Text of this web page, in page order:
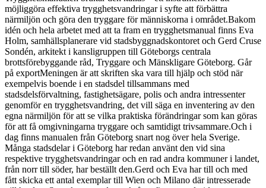
möjliggöra effektiva trygghetsvandringar i syfte att förbättra
närmiljön och göra den tryggare för människorna i området.Bakom
idén och hela arbetet med att ta fram en trygghetsmanual finns Eva
Holm, samhällsplanerare vid stadsbyggnadskontoret och Gerd Cruse
Sondén, arkitekt i kansligruppen till Göteborgs centrala
brottsförebyggande råd, Tryggare och Mänskligare Göteborg. Går
på exportMeningen är att skriften ska vara till hjälp och stöd när
exempelvis boende i en stadsdel tillsammans med
stadsdelsförvaltning, fastighetsägare, polis och andra intressenter
genomför en trygghetsvandring, det vill säga en inventering av den
egna närmiljön för att se vilka praktiska förändringar som kan göras
för att få omgivningarna tryggare och samtidigt trivsammare.Och i
dag finns manualen från Göteborg snart nog över hela Sverige.
Många stadsdelar i Göteborg har redan använt den vid sina
respektive trygghetsvandringar och en rad andra kommuner i landet,
från norr till söder, har beställt den.Gerd och Eva har till och med
fått skicka ett antal exemplar till Wien och Milano där intresserade